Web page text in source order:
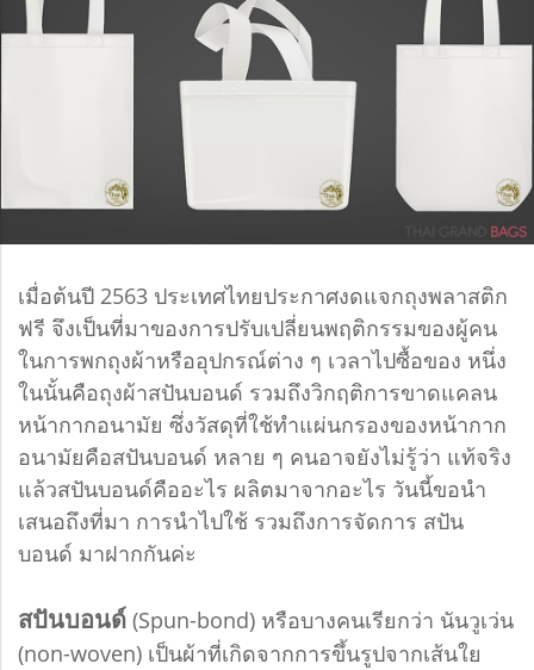
เมื่อต้นปี 2563 ประเทศไทยประกาศงดแจกถุงพลาสติก
ฟรี จึงเป็นที่มาของการปรับเปลี่ยนพฤติกรรมของผู้คน
ในการพกถุงผ้าหรืออุปกรณ์ต่าง ๆ เวลาไปซื้อของ หนึ่ง
ในนั้นคือถุงผ้าสปันบอนด์ รวมถึงวิกฤติการขาดแคลน
หน้ากากอนามัย ซึ่งวัสดุที่ใช้ทำแผ่นกรองของหน้ากาก
อนามัยคือสปันบอนด์ หลาย ๆ คนอาจยังไม่รู้ว่า แท้จริง
แล้วสปันบอนด์คืออะไร ผลิตมาจากอะไร วันนี้ขอนำ
เสนอถึงที่มา การนำไปใช้ รวมถึงการจัดการ สปัน
บอนด์ มาฝากกันค่ะ
สปันบอนด์ (Spun-bond) หรือบางคนเรียกว่า นันวูเว่น
(non-woven) เป็นผ้าที่เกิดจากการขึ้นรูปจากเส้นใย